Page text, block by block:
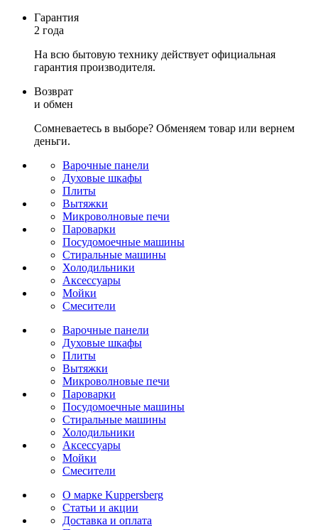
Гарантия
2 года
На всю бытовую технику действует официальная
гарантия производителя.
Возврат
и обмен
Сомневаетесь в выборе? Обменяем товар или вернем
деньги.
Варочные панели
Духовые шкафы
Плиты
Вытяжки
Микроволновые печи
Пароварки
Посудомоечные машины
Стиральные машины
Холодильники
Аксессуары
Мойки
Cмесители
Варочные панели
Духовые шкафы
Плиты
Вытяжки
Микроволновые печи
Пароварки
Посудомоечные машины
Стиральные машины
Холодильники
Аксессуары
Мойки
Cмесители
О марке Kuppersberg
Статьи и акции
Доставка и оплата